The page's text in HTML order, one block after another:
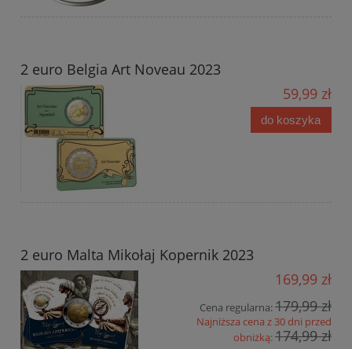
2 euro Belgia Art Noveau 2023
59,99 zł
do koszyka
2 euro Malta Mikołaj Kopernik 2023
169,99 zł
Cena regularna:179,99 zł
Najniższa cena z 30 dni przed
obniżką:174,99 zł